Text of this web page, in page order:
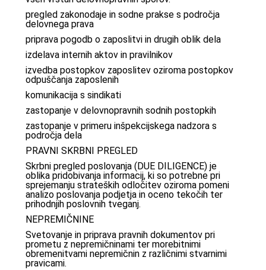
pregled zakonodaje in sodne prakse s področja
delovnega prava
priprava pogodb o zaposlitvi in drugih oblik dela
izdelava internih aktov in pravilnikov
izvedba postopkov zaposlitev oziroma postopkov
odpuščanja zaposlenih
komunikacija s sindikati
zastopanje v delovnopravnih sodnih postopkih
zastopanje v primeru inšpekcijskega nadzora s
področja dela
PRAVNI SKRBNI PREGLED
Skrbni pregled poslovanja (DUE DILIGENCE) je
oblika pridobivanja informacij, ki so potrebne pri
sprejemanju strateških odločitev oziroma pomeni
analizo poslovanja podjetja in oceno tekočih ter
prihodnjih poslovnih tveganj.
NEPREMIČNINE
Svetovanje in priprava pravnih dokumentov pri
prometu z nepremičninami ter morebitnimi
obremenitvami nepremičnin z različnimi stvarnimi
pravicami.